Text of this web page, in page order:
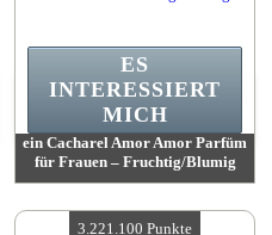
ein Cacharel Amor Amor Parfüm
für Frauen – Fruchtig/Blumig
Verfügbare Menge:4
ES
INTERESSIERT
MICH
3.221.100 Punkte